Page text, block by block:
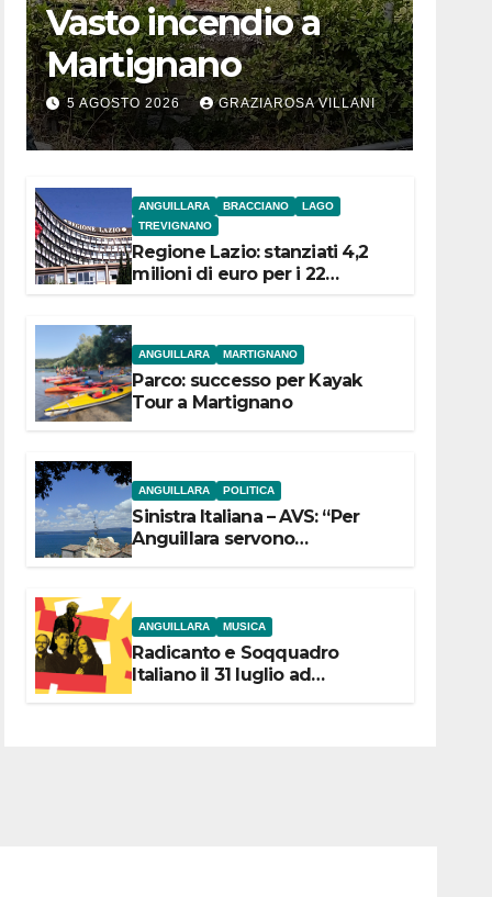
Vasto incendio a
Martignano
5 AGOSTO 2026 GRAZIAROSA VILLANI
ANGUILLARA BRACCIANO
LAGO
TREVIGNANO
Regione Lazio: stanziati 4,2
milioni di euro per i 22
ANGUILLARA MARTIGNANO
Parco: successo per Kayak
Tour a Martignano
ANGUILLARA POLITICA
Sinistra Italiana – AVS: “Per
Anguillara servono
ANGUILLARA MUSICA
Radicanto e Soqquadro
Italiano il 31 luglio ad